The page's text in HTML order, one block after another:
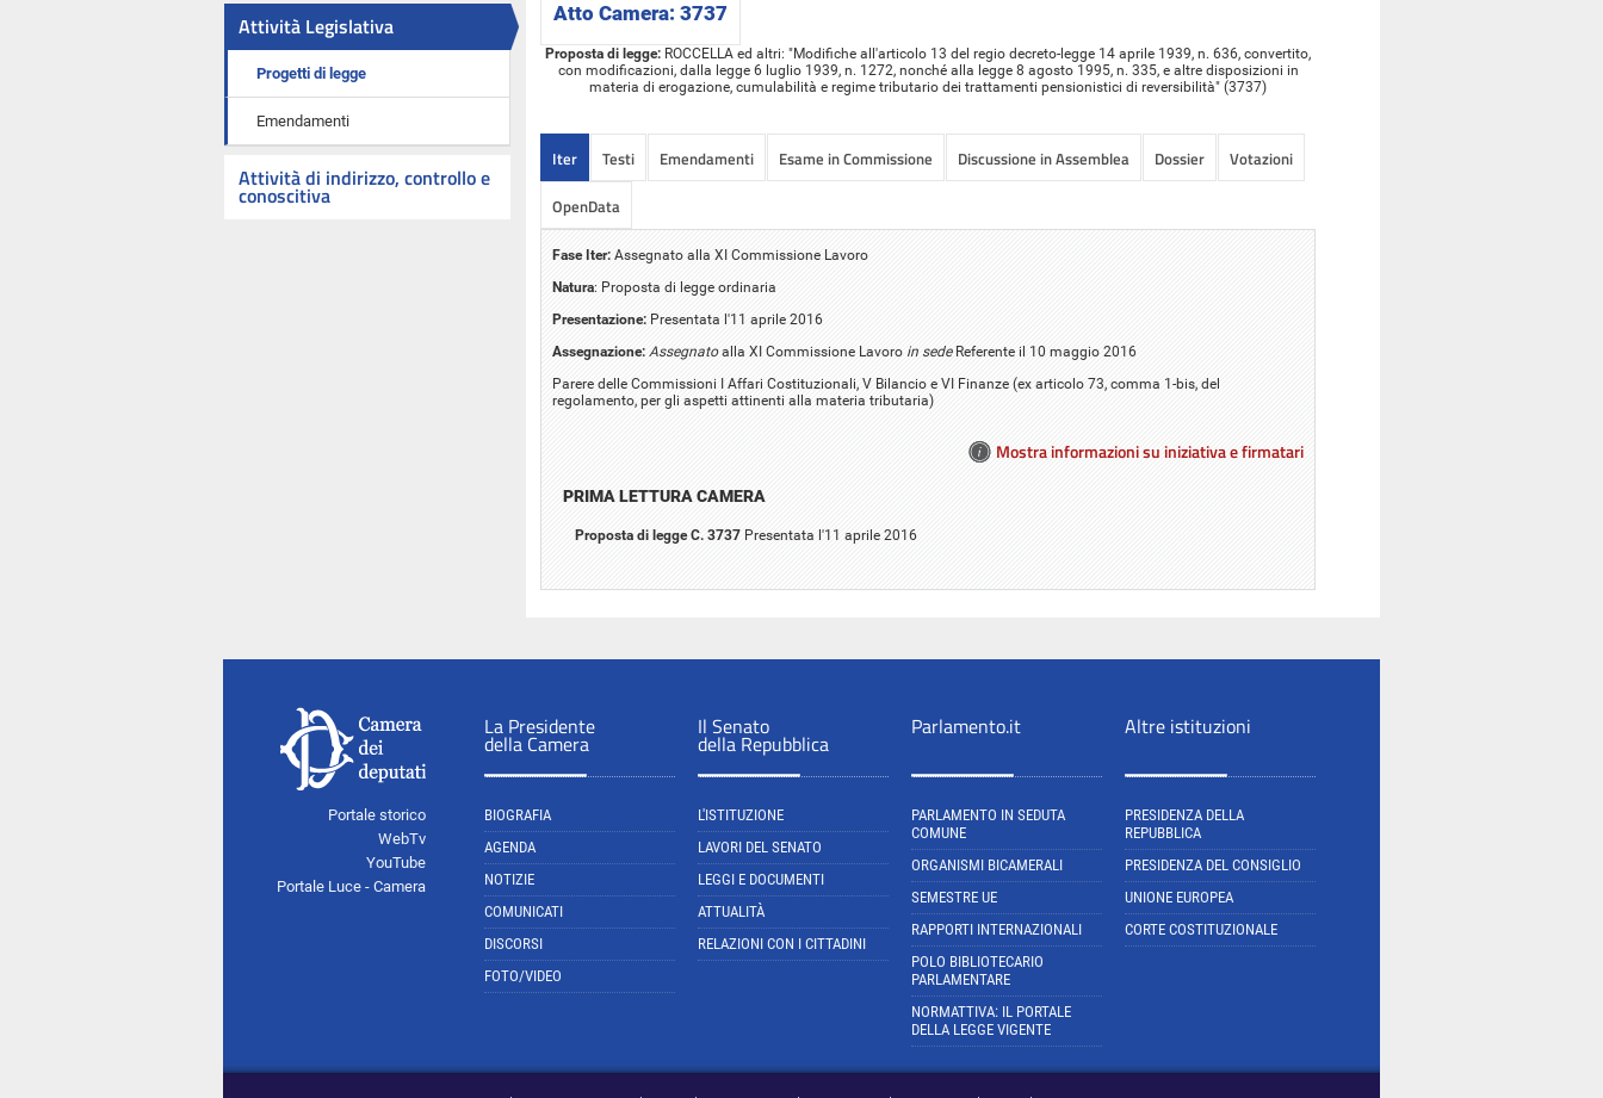
Attività Legislativa
Progetti di legge
Emendamenti
Attività di indirizzo, controllo e
conoscitiva
Atto Camera: 3737
Proposta di legge: ROCCELLA ed altri: "Modifiche all'articolo 13 del regio decreto-legge 14 aprile 1939, n. 636, convertito,
con modificazioni, dalla legge 6 luglio 1939, n. 1272, nonché alla legge 8 agosto 1995, n. 335, e altre disposizioni in
materia di erogazione, cumulabilità e regime tributario dei trattamenti pensionistici di reversibilità" (3737)
Iter Testi Emendamenti Esame in Commissione Discussione in Assemblea Dossier
Votazioni
OpenData
Fase Iter: Assegnato alla XI Commissione Lavoro
Natura: Proposta di legge ordinaria
Presentazione: Presentata l'11 aprile 2016
Assegnazione: Assegnatoalla XI Commissione Lavoro in sede Referente il 10 maggio 2016
Parere delle Commissioni I Affari Costituzionali, V Bilancio e VI Finanze (ex articolo 73, comma 1-bis, del
regolamento, per gli aspetti attinenti alla materia tributaria)
Mostra informazioni su iniziativa e firmatari
PRIMA LETTURA CAMERA
Proposta di legge C. 3737 Presentata l'11 aprile 2016
Portale storico
WebTv
YouTube
Portale Luce - Camera
La Presidente
della Camera
BIOGRAFIA
AGENDA
NOTIZIE
COMUNICATI
DISCORSI
FOTO/VIDEO
Il Senato
della Repubblica
L'ISTITUZIONE
LAVORI DEL SENATO
LEGGI E DOCUMENTI
ATTUALITÀ
RELAZIONI CON I CITTADINI
Parlamento.it
PARLAMENTO IN SEDUTA
COMUNE
ORGANISMI BICAMERALI
SEMESTRE UE
RAPPORTI INTERNAZIONALI
POLO BIBLIOTECARIO
PARLAMENTARE
NORMATTIVA: IL PORTALE
DELLA LEGGE VIGENTE
Altre istituzioni
PRESIDENZA DELLA
REPUBBLICA
PRESIDENZA DEL CONSIGLIO
UNIONE EUROPEA
CORTE COSTITUZIONALE